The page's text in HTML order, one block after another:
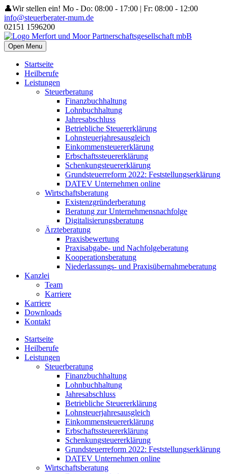
👤Wir stellen ein! Mo - Do: 08:00 - 17:00 | Fr: 08:00 - 12:00
info@steuerberater-mum.de
02151 1596200
Open Menu
Startseite
Heilberufe
Leistungen
Steuerberatung
Finanzbuchhaltung
Lohnbuchhaltung
Jahresabschluss
Betriebliche Steuererklärung
Lohnsteuerjahresausgleich
Einkommensteuererklärung
Erbschaftssteuererklärung
Schenkungsteuererklärung
Grundsteuerreform 2022: Feststellungserklärung
DATEV Unternehmen online
Wirtschaftsberatung
Existenzgründerberatung
Beratung zur Unternehmensnachfolge
Digitalisierungsberatung
Ärzteberatung
Praxisbewertung
Praxisabgabe- und Nachfolgeberatung
Kooperationsberatung
Niederlassungs- und Praxisübernahmeberatung
Kanzlei
Team
Karriere
Karriere
Downloads
Kontakt
Startseite
Heilberufe
Leistungen
Steuerberatung
Finanzbuchhaltung
Lohnbuchhaltung
Jahresabschluss
Betriebliche Steuererklärung
Lohnsteuerjahresausgleich
Einkommensteuererklärung
Erbschaftssteuererklärung
Schenkungsteuererklärung
Grundsteuerreform 2022: Feststellungserklärung
DATEV Unternehmen online
Wirtschaftsberatung